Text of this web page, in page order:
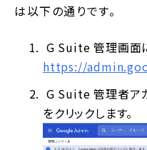
は以下の通りです。
G Suite 管理画面
https://
G Suite 管理者アカ
をクリックします。